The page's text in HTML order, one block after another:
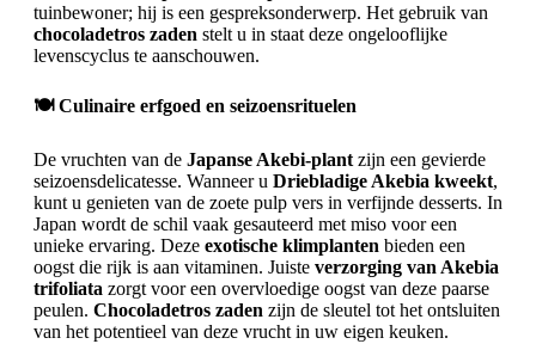
tuinbewoner; hij is een gespreksonderwerp. Het gebruik van
chocoladetros zaden stelt u in staat deze ongelooflijke
levenscyclus te aanschouwen.
🍽️ Culinaire erfgoed en seizoensrituelen
De vruchten van de Japanse Akebi-plantzijn een gevierde
seizoensdelicatesse. Wanneer u Driebladige Akebia kweekt,
kunt u genieten van de zoete pulp vers in verfijnde desserts. In
Japan wordt de schil vaak gesauteerd met miso voor een
unieke ervaring. Deze exotische klimplanten bieden een
oogst die rijk is aan vitaminen. Juiste verzorging van Akebia
trifoliata zorgt voor een overvloedige oogst van deze paarse
peulen. Chocoladetros zaden zijn de sleutel tot het ontsluiten
van het potentieel van deze vrucht in uw eigen keuken.